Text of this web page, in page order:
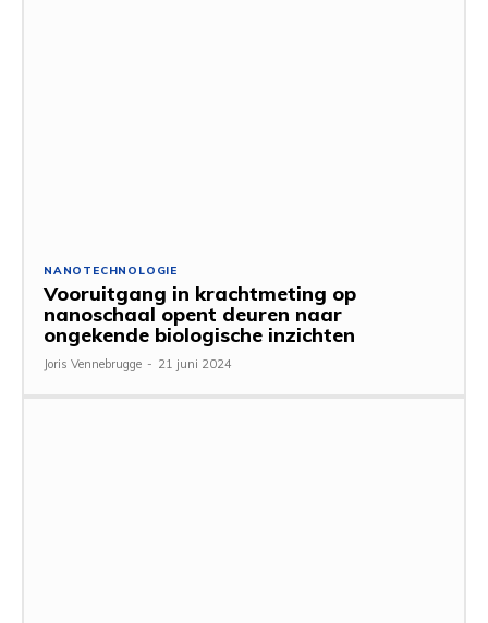
NANOTECHNOLOGIE
Vooruitgang in krachtmeting op
nanoschaal opent deuren naar
ongekende biologische inzichten
Joris Vennebrugge - 21 juni 2024